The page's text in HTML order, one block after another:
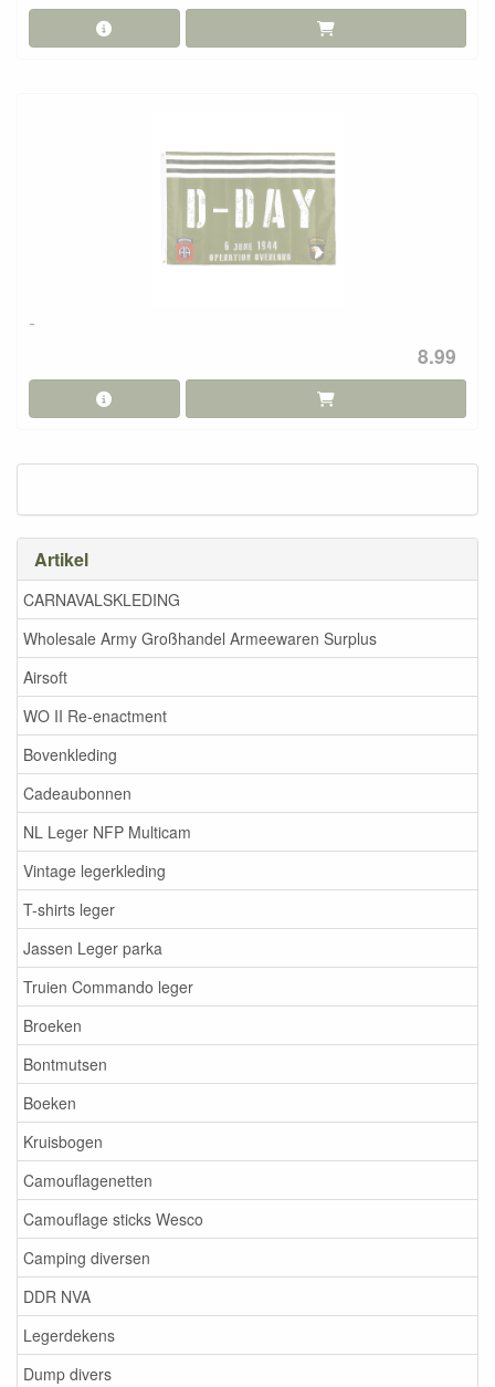
Artikel
CARNAVALSKLEDING
Wholesale Army Großhandel Armeewaren Surplus
Airsoft
WO II Re-enactment
Bovenkleding
Cadeaubonnen
NL Leger NFP Multicam
Vintage legerkleding
T-shirts leger
Jassen Leger parka
Truien Commando leger
Broeken
Bontmutsen
Boeken
Kruisbogen
Camouflagenetten
Camouflage sticks Wesco
Camping diversen
DDR NVA
Legerdekens
Dump divers
-
8.99